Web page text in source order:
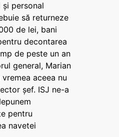
personal
să returneze
de lei, bani
decontarea
de peste un an
general, Marian
vremea aceea nu
șef. ISJ ne-a
pentru
navetei